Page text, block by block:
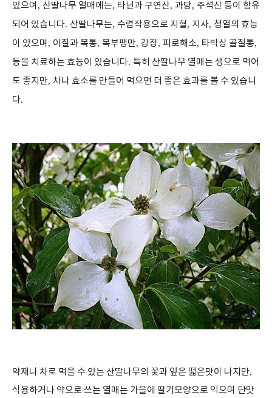
있으며 , 산딸나무 열매에는, 타닌과 구연산, 과당, 주석산 등이 함유
되어 있습니다. 산딸나무는, 수렴작용으로 지혈, 지사, 청열의 효능
이 있으며 , 이질과 복통, 복부팽만, 강장, 피로해소, 타박상 골절통,
등을 치료하는 효능이 있습니다. 특히 산딸나무 열매는 생으로 먹어
도 좋지만, 차나 효소를 만들어 먹으면 더 좋은 효과를 볼 수 있습니
다.
약재나 차로 먹을 수 있는 산딸나무의 꽃과 잎은 떫은맛이 나지만,
식용하거나 약으로 쓰는 열매는 가을에 딸기모양으로 익으며 단맛